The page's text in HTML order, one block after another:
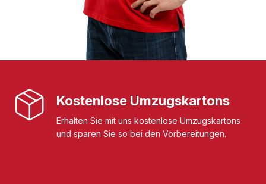
Kostenlose Umzugskartons
Erhalten Sie mit uns kostenlose Umzugskartons
und sparen Sie so bei den Vorbereitungen.